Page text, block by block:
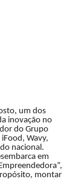
um dos
inovação no
do Grupo
Wavy,
nacional.
em
montar